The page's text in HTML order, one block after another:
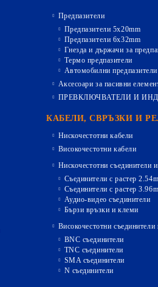
Предпазители
Предпазители 5х20mm
Предпазители 6х32mm
Гнезда и държачи за
Термо предпазители
Автомобилни предпазители
Аксесоари за пасивни
ПРЕВКЛЮЧВАТЕЛИ И
КАБЕЛИ, СВРЪЗКИ И
Нискочестотни кабели
Високочестотни кабели
Нискочестотни съединители
Съединители с растер
Съединители с растер
Аудио-видео съединители
Бързи връзки и клеми
Високочестотни съединители
BNC съединители
TNC съединители
SMA съединители
N съединители